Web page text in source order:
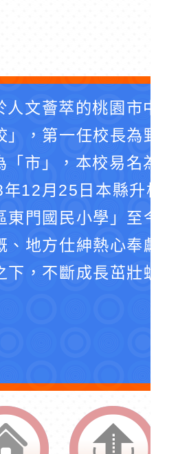
文薈萃的桃園市中
」，第一任校長為野
市」，本校易名為
12月25日本縣升格
東門國民小學」至今
、地方仕紳熱心奉獻
下，不斷成長茁壯蛻